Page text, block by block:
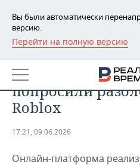
Вы были автоматически
версию.
Перейти на полную версию
РЕГИОНЫ
БАШКОРТОСТАН
ТАТАРСТАН
НОВОСТИ
АНАЛИТИКА
ДЕКЛАРАЦИИ О ДОХОДАХ
НОВОСТИ ЭКОНОМИКИ
ПРОМЫШЛЕННОСТЬ
Минцифры и
попросили
Roblox
17:21, 09.06.2026
Онлайн-платформа